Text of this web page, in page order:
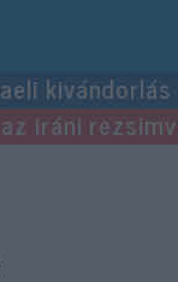
kivándorlás
iráni